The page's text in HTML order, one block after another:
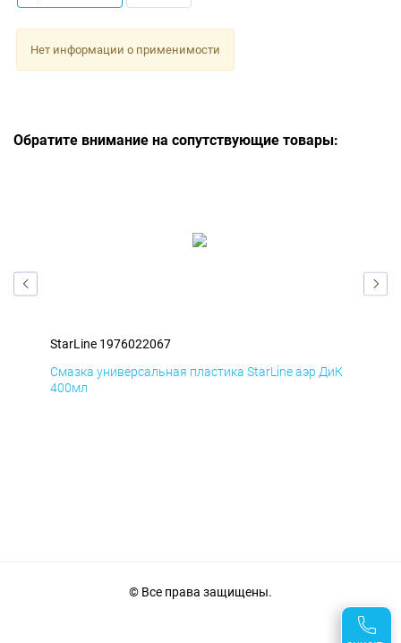
Нет информации о применимости
Обратите внимание на сопутствующие товары:
StarLine 1976022067
Смазка универсальная пластика StarLine аэр ДиК
400мл
© Все права защищены.